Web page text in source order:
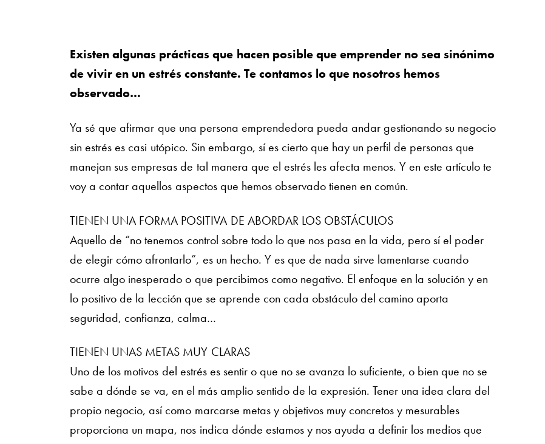
Existen algunas prácticas que hacen posible que emprender no sea sinónimo
de vivir en un estrés constante. Te contamos lo que nosotros hemos
observado…
Ya sé que afirmar que una persona emprendedora pueda andar gestionando su negocio
sin estrés es casi utópico. Sin embargo, sí es cierto que hay un perfil de personas que
manejan sus empresas de tal manera que el estrés les afecta menos. Y en este artículo te
voy a contar aquellos aspectos que hemos observado tienen en común.
TIENEN UNA FORMA POSITIVA DE ABORDAR LOS OBSTÁCULOS
Aquello de “no tenemos control sobre todo lo que nos pasa en la vida, pero sí el poder
de elegir cómo afrontarlo”, es un hecho. Y es que de nada sirve lamentarse cuando
ocurre algo inesperado o que percibimos como negativo. El enfoque en la solución y en
lo positivo de la lección que se aprende con cada obstáculo del camino aporta
seguridad, confianza, calma…
TIENEN UNAS METAS MUY CLARAS
Uno de los motivos del estrés es sentir o que no se avanza lo suficiente, o bien que no se
sabe a dónde se va, en el más amplio sentido de la expresión. Tener una idea clara del
propio negocio, así como marcarse metas y objetivos muy concretos y mesurables
proporciona un mapa, nos indica dónde estamos y nos ayuda a definir los medios que